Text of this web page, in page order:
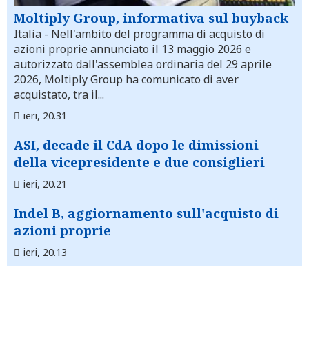
Moltiply Group, informativa sul buyback
Italia - Nell'ambito del programma di acquisto di
azioni proprie annunciato il 13 maggio 2026 e
autorizzato dall'assemblea ordinaria del 29 aprile
2026, Moltiply Group ha comunicato di aver
acquistato, tra il...
ieri, 20.31
ASI, decade il CdA dopo le dimissioni
della vicepresidente e due consiglieri
ieri, 20.21
Indel B, aggiornamento sull'acquisto di
azioni proprie
ieri, 20.13